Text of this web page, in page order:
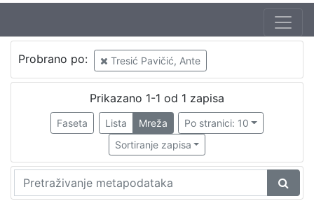
Probrano po: Tresić Pavičić, Ante
Prikazano 1-1 od 1 zapisa
Faseta Lista Mreža
Po stranici: 10
Sortiranje zapisa